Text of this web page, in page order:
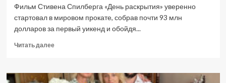
Фильм Стивена Спилберга «День раскрытия» уверенно
стартовал в мировом прокате, собрав почти 93 млн
долларов за первый уикенд и обойдя...
Читать далееПрочитать
Спилберг